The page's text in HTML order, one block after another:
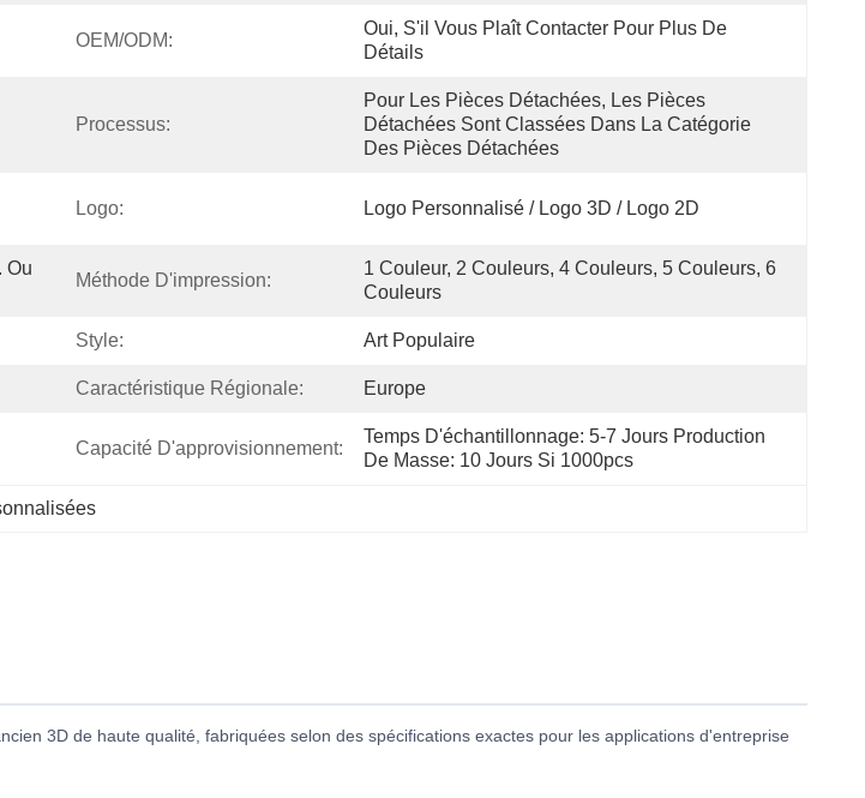
OEM/ODM:
Oui, S'il Vous Plaît Contacter Pour Plus De
Détails
Processus:
Pour Les Pièces Détachées, Les Pièces
Détachées Sont Classées Dans La Catégorie
Des Pièces Détachées
Logo: Logo Personnalisé / Logo 3D / Logo 2D
Ou
Méthode D'impression:
1 Couleur, 2 Couleurs, 4 Couleurs, 5 Couleurs, 6
Couleurs
Style: Art Populaire
Caractéristique Régionale: Europe
Capacité D'approvisionnement:
Temps D'échantillonnage: 5-7 Jours Production
De Masse: 10 Jours Si 1000pcs
3D de haute qualité, fabriquées selon des spécifications exactes pour les applications d'entreprise